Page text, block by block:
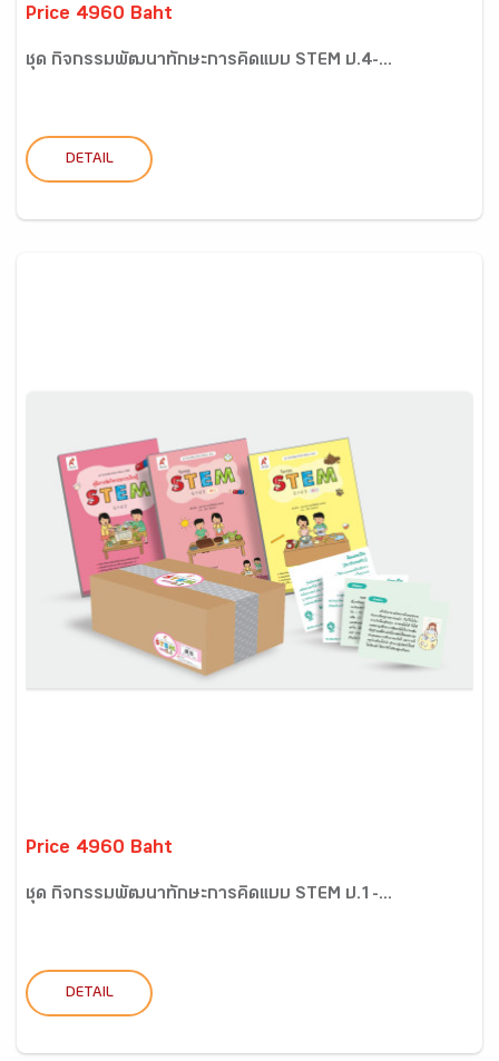
Price 4960 Baht
ชุด กิจกรรมพัฒนาทักษะการคิดแบบ STEM ป.4-...
DETAIL
Price 4960 Baht
ชุด กิจกรรมพัฒนาทักษะการคิดแบบ STEM ป.1-...
DETAIL